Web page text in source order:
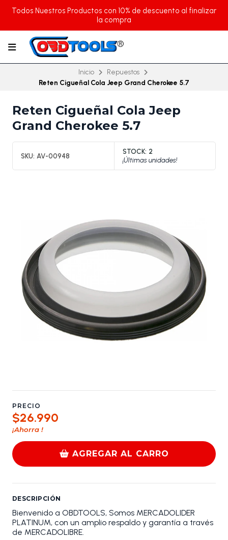
Todos Nuestros Productos con 10% de descuento al finalizar
la compra
Inicio
Repuestos
Reten Cigueñal Cola Jeep Grand Cherokee 5.7
Reten Cigueñal Cola Jeep
Grand Cherokee 5.7
SKU: AV-00948
STOCK: 2
¡Últimas unidades!
PRECIO
$26.990
¡Ahorra !
AGREGAR AL CARRO
DESCRIPCIÓN
Bienvenido a OBDTOOLS, Somos MERCADOLIDER
PLATINUM, con un amplio respaldo y garantía a través
de MERCADOLIBRE.